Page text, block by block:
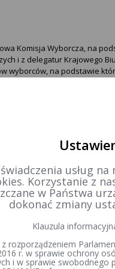
Komisja Wyborcza, na
i z delegatur Krajowego
wyborców, na podstawie
przez
tego jest wadliwość
w dniu 1 marca 2015 r.
do prowadzenia i
programów
Komisja Wyborcza
Prezesowi Rady Ministrów.
Komisja Wyborcza z
za funkcjonowanie
zmian
usług
Korzystanie z
w Państwa
dokonać zmiany
Klauzula
rozporządzeniem
r. w sprawie ochrony
i w sprawie swobodnego